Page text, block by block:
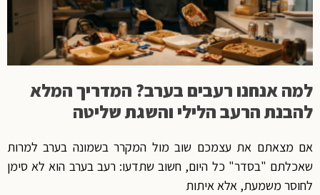
למה אנחנו רעבים בערב? המדריך המלא
להבנת הרעב הלילי והשגת שליטה
אם מצאתם את עצמכם שוב מול המקרר בשמונה בערב למרות
שאכלתם "בסדר" כל היום, חשוב שתדעו: רעב בערב הוא לא סימן
לחוסר משמעת, אלא איתות